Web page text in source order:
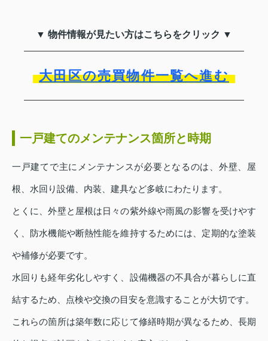
▼ 物件情報が見たい方はこちらをクリック ▼
大田区の売買物件一覧へ進む
一戸建てのメンテナンス箇所と時期
一戸建てで主にメンテナンスが必要となるのは、外壁、屋
根、水回り設備、内装、建具など多岐にわたります。
とくに、外壁と屋根は日々の紫外線や雨風の影響を受けやす
く、防水機能や断熱性能を維持するためには、定期的な塗装
や補修が必要です。
水回りも経年劣化しやすく、設備機器の不具合が暮らしに直
結するため、点検や交換の目安を意識することが大切です。
これらの箇所は築年数に応じて修繕時期が異なるため、長期